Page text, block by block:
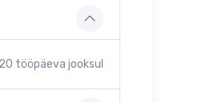
tööpäeva jooksul